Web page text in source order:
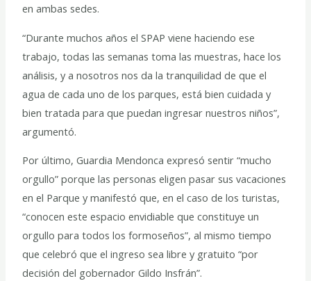
en ambas sedes.
“Durante muchos años el SPAP viene haciendo ese
trabajo, todas las semanas toma las muestras, hace los
análisis, y a nosotros nos da la tranquilidad de que el
agua de cada uno de los parques, está bien cuidada y
bien tratada para que puedan ingresar nuestros niños”,
argumentó.
Por último, Guardia Mendonca expresó sentir “mucho
orgullo” porque las personas eligen pasar sus vacaciones
en el Parque y manifestó que, en el caso de los turistas,
“conocen este espacio envidiable que constituye un
orgullo para todos los formoseños”, al mismo tiempo
que celebró que el ingreso sea libre y gratuito “por
decisión del gobernador Gildo Insfrán”.